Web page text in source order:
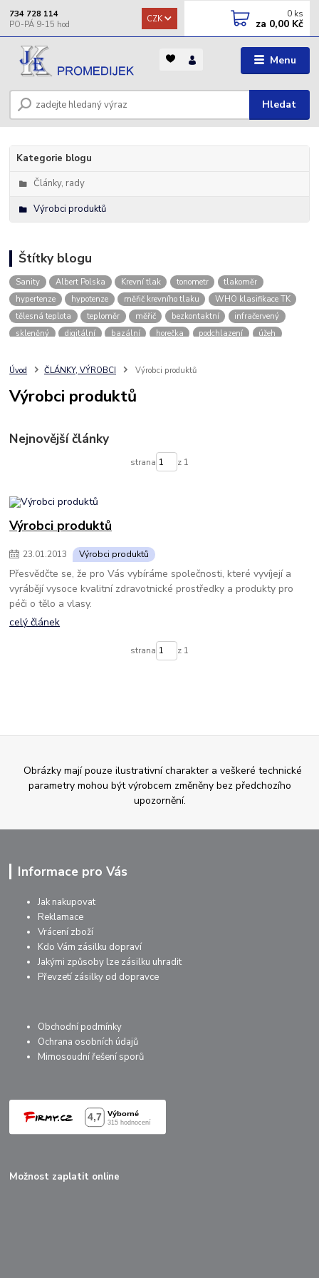
Menu
CZK
Hledat
734 728 114 0 ks
za 0,00 Kč
Kategorie blogu
Články, rady
Výrobci produktů
Štítky blogu
Sanity Albert Polska Krevní tlak tonometr
tlakoměr
hypertenze
hypotenze měřič krevního tlaku
WHO klasifikace TK
tělesná teplota
teploměr měřič bezkontaktní
infračervený
skleněný
digitální bazální horečka podchlazení
úžeh
dlaha na zuby
chránič zubů odsávačka mléka
Bioptik Technology
Geratherm
Rossmax
Little Doctor
Úvod ČLÁNKY, VÝROBCI Výrobci produktů
Výrobci produktů
Nejnovější články
strana z 1
Výrobci produktů
23.01.2013 Výrobci produktů
Přesvědčte se, že pro Vás vybíráme společnosti, které vyvíjejí a
vyrábějí vysoce kvalitní zdravotnické prostředky a produkty pro
péči o tělo a vlasy.
celý článek
strana z 1
Obrázky mají pouze ilustrativní charakter a veškeré technické
parametry mohou být výrobcem změněny bez předchozího
upozornění.
Informace pro Vás
Jak nakupovat
Reklamace
Vrácení zboží
Kdo Vám zásilku dopraví
Jakými způsoby lze zásilku uhradit
Převzetí zásilky od dopravce
Obchodní podmínky
Ochrana osobních údajů
Mimosoudní řešení sporů
Možnost zaplatit online